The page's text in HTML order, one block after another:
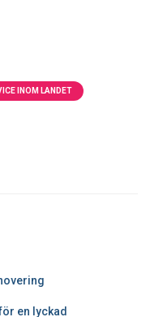
INOM LANDET
en lyckad